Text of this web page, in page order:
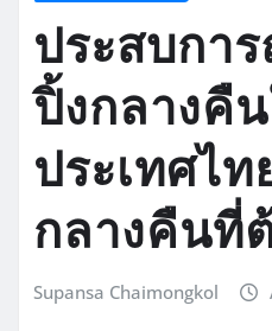
ประสบกา
ปิ้งกลางคื
ประเทศไ
กลางคืนที่
Supansa Chaimongkol